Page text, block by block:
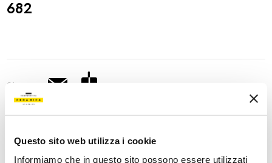
Questo sito web utilizza i cookie
Informiamo che in questo sito possono essere utilizzati
682
Share: